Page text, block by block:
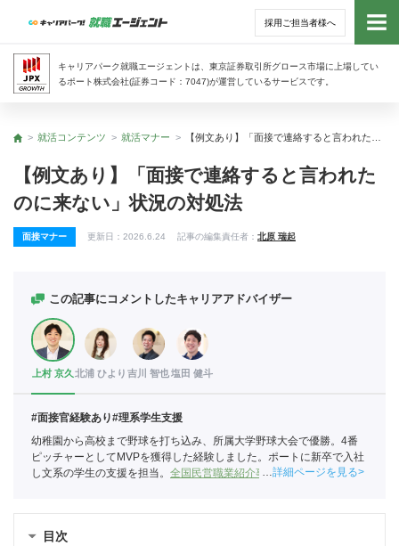
採用ご担当者様へ
キャリアパーク就職エージェントは、東京証券取引所グロース市場に上場してい
るポート株式会社(証券コード：7047)が運営しているサービスです。
トッ
トップ
就活コンテンツ 就活マナー
【例文あり】「面接で連絡すると言われた
のに来ない」状況の対処法
面接マナー 更新日： 2026.6.24 記事の編集責任者： 北原 瑞起
この記事にコメントしたキャリアアドバイザー
上村 京久 北浦 ひより 吉川 智也塩田 健斗
#面接官経験あり#理系学生支援
幼稚園から高校まで野球を打ち込み、所属大学野球大会で優勝。4番
ピッチャーとしてMVPを獲得した経験しました。ポートに新卒で入社
し文系の学生の支援を担当。 全国民営職業紹介事業協会職業紹介責任
詳細ページを見る
目次